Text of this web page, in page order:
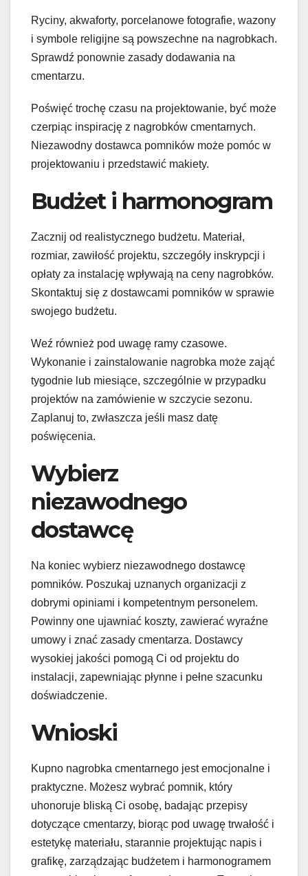
Ryciny, akwaforty, porcelanowe fotografie, wazony
i symbole religijne są powszechne na nagrobkach.
Sprawdź ponownie zasady dodawania na
cmentarzu.
Poświęć trochę czasu na projektowanie, być może
czerpiąc inspirację z nagrobków cmentarnych.
Niezawodny dostawca pomników może pomóc w
projektowaniu i przedstawić makiety.
Budżet i harmonogram
Zacznij od realistycznego budżetu. Materiał,
rozmiar, zawiłość projektu, szczegóły inskrypcji i
opłaty za instalację wpływają na ceny nagrobków.
Skontaktuj się z dostawcami pomników w sprawie
swojego budżetu.
Weź również pod uwagę ramy czasowe.
Wykonanie i zainstalowanie nagrobka może zająć
tygodnie lub miesiące, szczególnie w przypadku
projektów na zamówienie w szczycie sezonu.
Zaplanuj to, zwłaszcza jeśli masz datę
poświęcenia.
Wybierz
niezawodnego
dostawcę
Na koniec wybierz niezawodnego dostawcę
pomników. Poszukaj uznanych organizacji z
dobrymi opiniami i kompetentnym personelem.
Powinny one ujawniać koszty, zawierać wyraźne
umowy i znać zasady cmentarza. Dostawcy
wysokiej jakości pomogą Ci od projektu do
instalacji, zapewniając płynne i pełne szacunku
doświadczenie.
Wnioski
Kupno nagrobka cmentarnego jest emocjonalne i
praktyczne. Możesz wybrać pomnik, który
uhonoruje bliską Ci osobę, badając przepisy
dotyczące cmentarzy, biorąc pod uwagę trwałość i
estetykę materiału, starannie projektując napis i
grafikę, zarządzając budżetem i harmonogramem